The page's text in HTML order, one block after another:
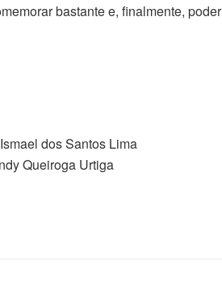
bastante e, finalmente, poder
dos Santos Lima
Queiroga Urtiga